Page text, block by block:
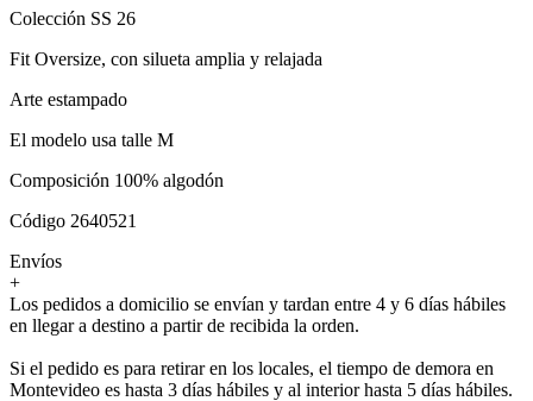
Colección SS 26
Fit Oversize, con silueta amplia y relajada
Arte estampado
El modelo usa talle M
Composición 100% algodón
Código 2640521
Envíos
+
Los pedidos a domicilio se envían y tardan entre 4 y 6 días hábiles
en llegar a destino a partir de recibida la orden.
Si el pedido es para retirar en los locales, el tiempo de demora en
Montevideo es hasta 3 días hábiles y al interior hasta 5 días hábiles.